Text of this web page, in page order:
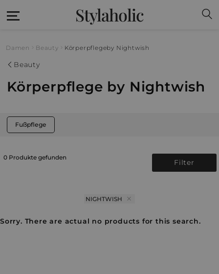
Stylaholic
Damen Beauty Körperpflegeby Nightwish
Beauty
Körperpflege by Nightwish
Fußpflege
0 Produkte gefunden
Filter
NIGHTWISH
Sorry. There are actual no products for this search.